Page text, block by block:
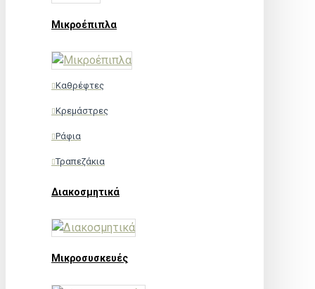
Μικροέπιπλα
Καθρέφτες
Κρεμάστρες
Ράφια
Τραπεζάκια
Διακοσμητικά
Μικροσυσκευές